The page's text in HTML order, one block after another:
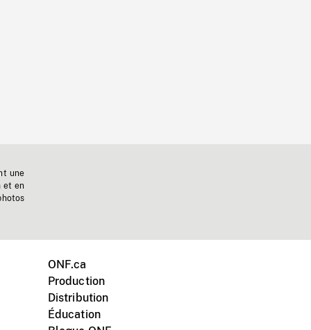
une
et en
ONF.ca
Production
Distribution
Éducation